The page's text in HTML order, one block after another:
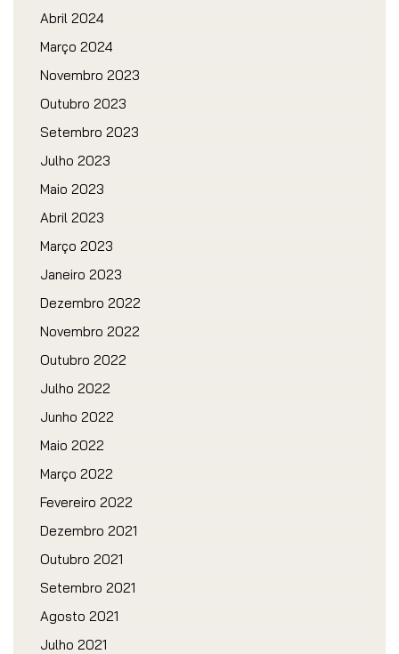
Abril 2024
Março 2024
Novembro 2023
Outubro 2023
Setembro 2023
Julho 2023
Maio 2023
Abril 2023
Março 2023
Janeiro 2023
Dezembro 2022
Novembro 2022
Outubro 2022
Julho 2022
Junho 2022
Maio 2022
Março 2022
Fevereiro 2022
Dezembro 2021
Outubro 2021
Setembro 2021
Agosto 2021
Julho 2021